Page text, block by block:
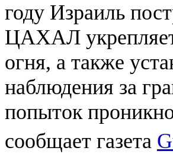
году Израиль
ЦАХАЛ
огня, а также
наблюдения за
попыток
сообщает газета